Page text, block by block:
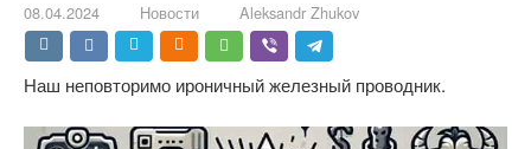
08.04.2024 Новости Aleksandr Zhukov
Наш неповторимо ироничный железный проводник.